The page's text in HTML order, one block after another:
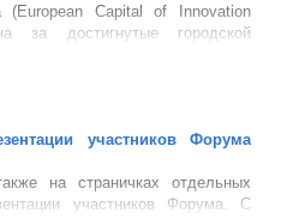
(European Capital of Innovation
за достигнутые городской
использованием инноваци...
участников Форума
на страничках отдельных
участников Форума. С